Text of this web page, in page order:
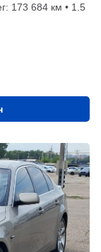
173 684 км • 1.5